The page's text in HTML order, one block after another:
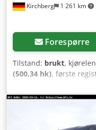
Kirchberg 1 261 km
Forespørre
Tilstand: brukt,
(500,34 hk), første
girtype:automatisk,
aircondition,